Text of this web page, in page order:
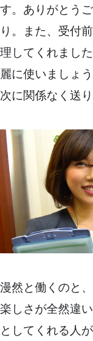
す。ありがとう
り。また、受付
理してくれまし
麗に使いましょ
次に関係なく送
漫然と働くのと
楽しさが全然違
としてくれる人